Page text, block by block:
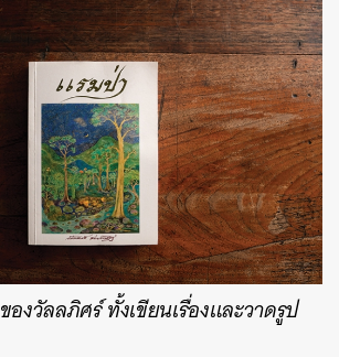
งวัลลภิศร์ ทั้งเขียนเรื่องและวาดรูป